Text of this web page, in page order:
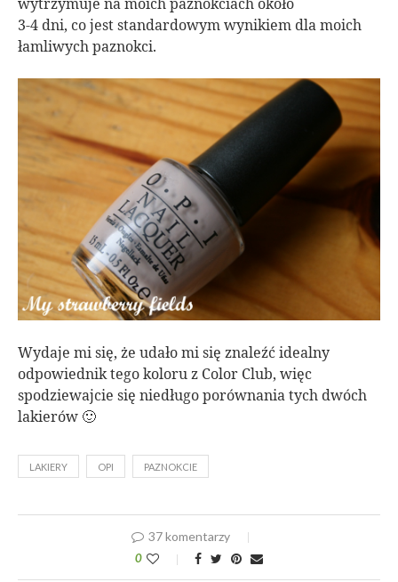
3-4 dni, co jest standardowym wynikiem dla moich
łamliwych paznokci.
Wydaje mi się, że udało mi się znaleźć idealny
odpowiednik tego koloru z Color Club, więc
spodziewajcie się niedługo porównania tych dwóch
lakierów 🙂
LAKIERY OPI PAZNOKCIE
37 komentarzy
0